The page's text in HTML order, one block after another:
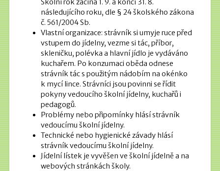
Školní rok začíná 1. 9. a končí 31. 8.
následujícího roku, dle § 24 školského zákona
č. 561/2004 Sb.
Vlastní organizace: strávník si umyje ruce před
vstupem do jídelny, vezme si tác, příbor,
skleničku, polévka a hlavní jídlo je vydáváno
kuchařem. Po konzumaci oběda odnese
strávník tác s použitým nádobím na okénko
k mycí lince. Strávníci jsou povinni se řídit
pokyny vedoucího školní jídelny, kuchařů i
pedagogů.
Problémy nebo připomínky hlásí strávník
vedoucímu školní jídelny.
Technické nebo hygienické závady hlásí
strávník vedoucímu školní jídelny.
Jídelní lístek je vyvěšen ve školní jídelně a na
webových stránkách školy.